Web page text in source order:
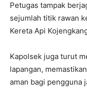
Petugas tampak
sejumlah titik rawan
Kereta Api
Kapolsek juga turut
lapangan,
aman bagi pengguna